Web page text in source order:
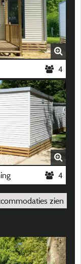
4
4
zien